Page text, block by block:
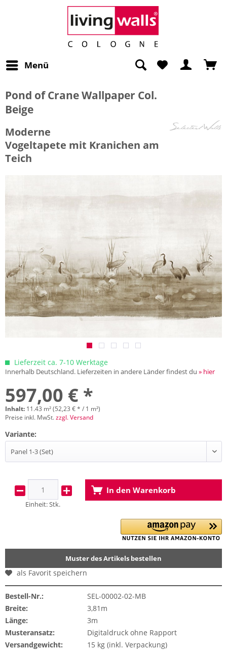
Menü
Pond of Crane Wallpaper Col.
Beige
Moderne
Vogeltapete mit Kranichen am
Teich
Lieferzeit ca. 7-10 Werktage
Innerhalb Deutschland. Lieferzeiten in andere Länder findest du » hier
597,00 € *
Inhalt: 11.43 m² (52,23 € * / 1 m²)
Preise inkl. MwSt.zzgl. Versand
Variante:
Einheit:Stk.
In den Warenkorb
Muster des Artikels bestellen
als Favorit speichern
Bestell-Nr.:
SEL-00002-02-MB
Breite:
3,81m
Länge:
3m
Musteransatz:
Digitaldruck ohne Rapport
Versandgewicht:
15 kg (inkl. Verpackung)